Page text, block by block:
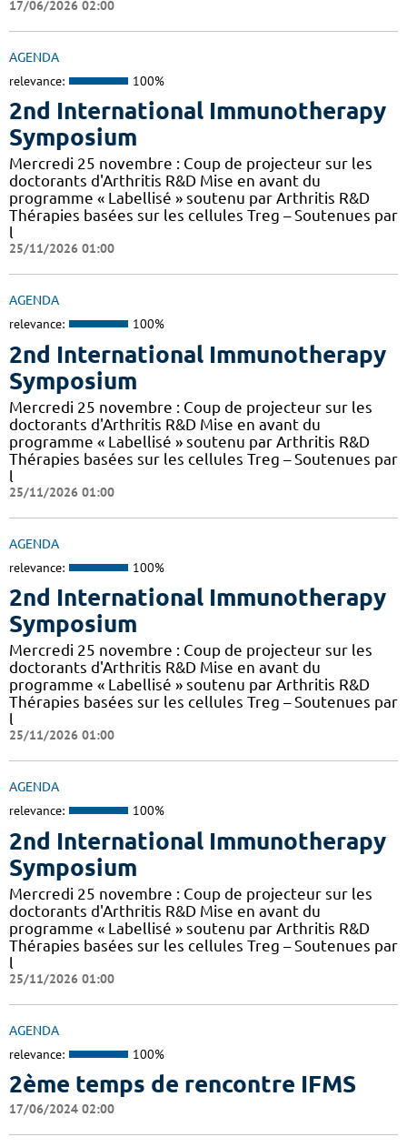
17/06/2026 02:00
AGENDA
relevance: 100%
2nd International Immunotherapy
Symposium
Mercredi 25 novembre : Coup de projecteur sur les
doctorants d'Arthritis R&D Mise en avant du
programme « Labellisé » soutenu par Arthritis R&D
Thérapies basées sur les cellules Treg – Soutenues par
l
25/11/2026 01:00
AGENDA
relevance: 100%
2nd International Immunotherapy
Symposium
Mercredi 25 novembre : Coup de projecteur sur les
doctorants d'Arthritis R&D Mise en avant du
programme « Labellisé » soutenu par Arthritis R&D
Thérapies basées sur les cellules Treg – Soutenues par
l
25/11/2026 01:00
AGENDA
relevance: 100%
2nd International Immunotherapy
Symposium
Mercredi 25 novembre : Coup de projecteur sur les
doctorants d'Arthritis R&D Mise en avant du
programme « Labellisé » soutenu par Arthritis R&D
Thérapies basées sur les cellules Treg – Soutenues par
l
25/11/2026 01:00
AGENDA
relevance: 100%
2nd International Immunotherapy
Symposium
Mercredi 25 novembre : Coup de projecteur sur les
doctorants d'Arthritis R&D Mise en avant du
programme « Labellisé » soutenu par Arthritis R&D
Thérapies basées sur les cellules Treg – Soutenues par
l
25/11/2026 01:00
AGENDA
relevance: 100%
2ème temps de rencontre IFMS
17/06/2024 02:00